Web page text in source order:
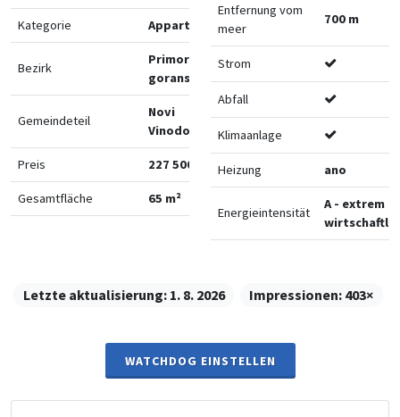
Kategorie Appartements
Bezirk
Primorsko-
goranska
Gemeindeteil
Novi
Vinodolski
Preis 227 500 €
Gesamtfläche 65 m²
Entfernung vom
meer
700 m
Strom
Abfall
Klimaanlage
Heizung ano
Energieintensität
A - extrem
Letzte aktualisierung: 1. 8. 2026 Impressionen: 403×
WATCHDOG EINSTELLEN